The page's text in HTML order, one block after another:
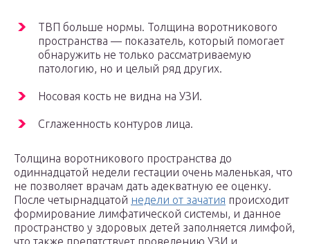
ТВП больше нормы. Толщина воротникового
пространства — показатель, который помогает
обнаружить не только рассматриваемую
патологию, но и целый ряд других.
Носовая кость не видна на УЗИ.
Сглаженность контуров лица.
Толщина воротникового пространства до
одиннадцатой недели гестации очень маленькая, что
не позволяет врачам дать адекватную ее оценку.
После четырнадцатой недели от зачатия происходит
формирование лимфатической системы, и данное
пространство у здоровых детей заполняется лимфой,
что также препятствует проведению УЗИ и